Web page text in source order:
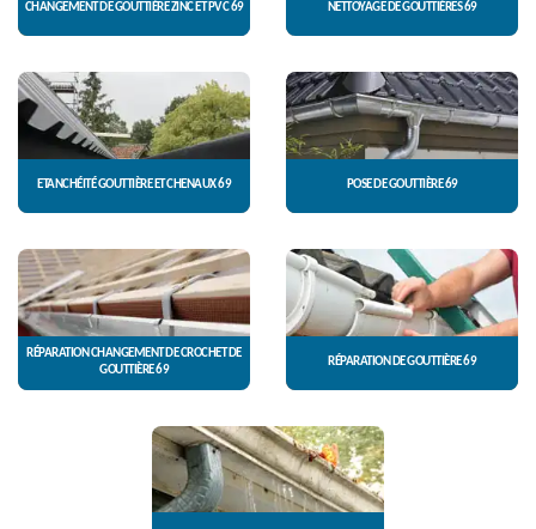
CHANGEMENT DE GOUTTIÈRE ZINC ET PVC 69 NETTOYAGE DE GOUTTIÈRES 69
ETANCHÉITÉ GOUTTIÈRE ET CHENAUX 69 POSE DE GOUTTIÈRE 69
RÉPARATION CHANGEMENT DE CROCHET DE
GOUTTIÈRE 69
RÉPARATION DE GOUTTIÈRE 69